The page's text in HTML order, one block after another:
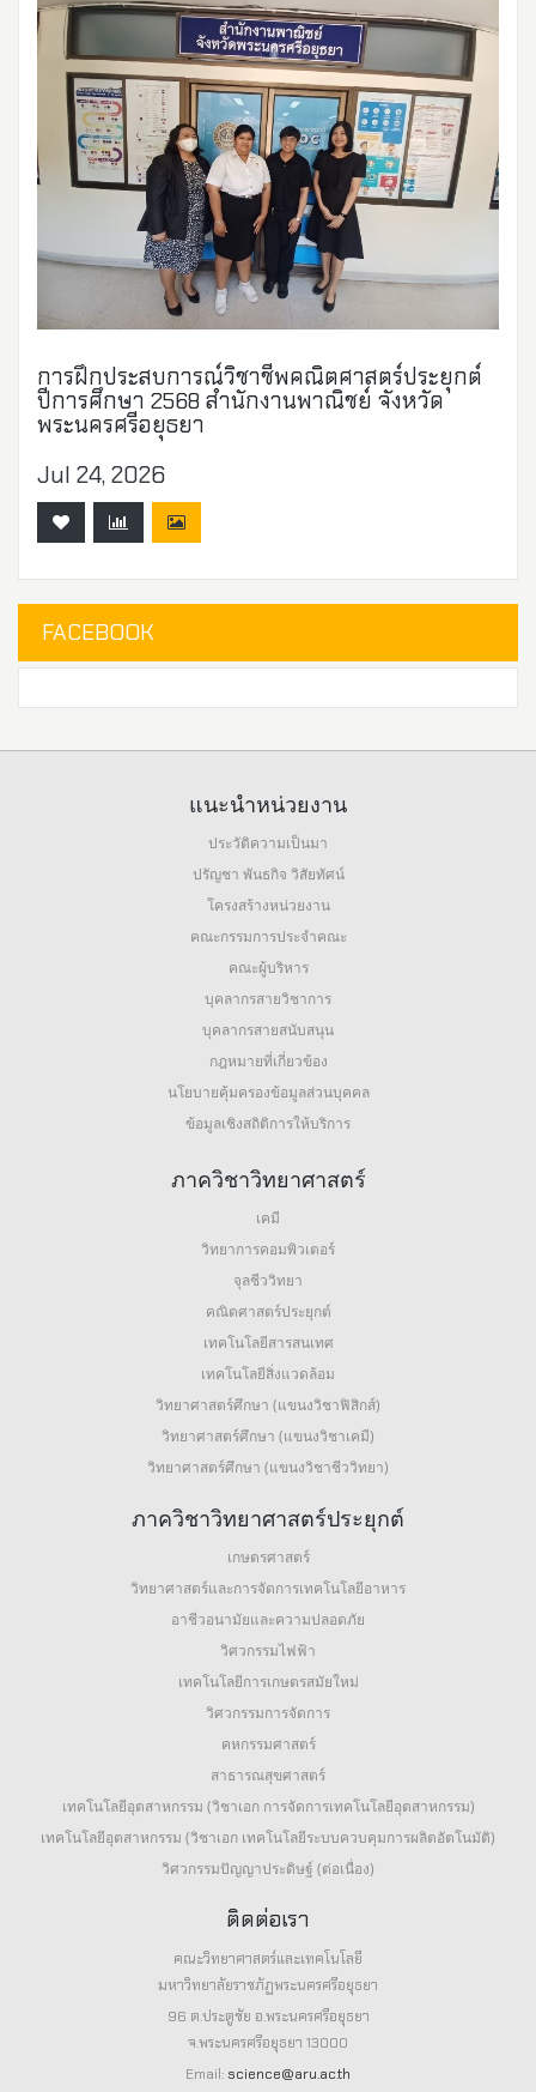
การฝึกประสบการณ์วิชาชีพคณิตศาสตร์ประยุกต์
ปีการศึกษา 2568 สำนักงานพาณิชย์ จังหวัด
พระนครศรีอยุธยา
Jul 24, 2026
FACEBOOK
แนะนำหน่วยงาน
ประวัติความเป็นมา
ปรัญชา พันธกิจ วิสัยทัศน์
โครงสร้างหน่วยงาน
คณะกรรมการประจำคณะ
คณะผู้บริหาร
บุคลากรสายวิชาการ
บุคลากรสายสนับสนุน
กฎหมายที่เกี่ยวข้อง
นโยบายคุ้มครองข้อมูลส่วนบุคคล
ข้อมูลเชิงสถิติการให้บริการ
ภาควิชาวิทยาศาสตร์
เคมี
วิทยาการคอมพิวเตอร์
จุลชีววิทยา
คณิตศาสตร์ประยุกต์
เทคโนโลยีสารสนเทศ
เทคโนโลยีสิ่งแวดล้อม
วิทยาศาสตร์ศึกษา (แขนงวิชาฟิสิกส์)
วิทยาศาสตร์ศึกษา (แขนงวิชาเคมี)
วิทยาศาสตร์ศึกษา (แขนงวิชาชีววิทยา)
ภาควิชาวิทยาศาสตร์ประยุกต์
เกษตรศาสตร์
วิทยาศาสตร์และการจัดการเทคโนโลยีอาหาร
อาชีวอนามัยและความปลอดภัย
วิศวกรรมไฟฟ้า
เทคโนโลยีการเกษตรสมัยใหม่
วิศวกรรมการจัดการ
คหกรรมศาสตร์
สาธารณสุขศาสตร์
เทคโนโลยีอุตสาหกรรม (วิชาเอก การจัดการเทคโนโลยีอุตสาหกรรม)
เทคโนโลยีอุตสาหกรรม (วิชาเอก เทคโนโลยีระบบควบคุมการผลิตอัตโนมัติ)
วิศวกรรมปัญญาประดิษฐ์ (ต่อเนื่อง)
ติดต่อเรา
คณะวิทยาศาสตร์และเทคโนโลยี
มหาวิทยาลัยราชภัฏพระนครศรีอยุธยา
96 ต.ประตูชัย อ.พระนครศรีอยุธยา
จ.พระนครศรีอยุธยา 13000
Email: science@aru.ac.th